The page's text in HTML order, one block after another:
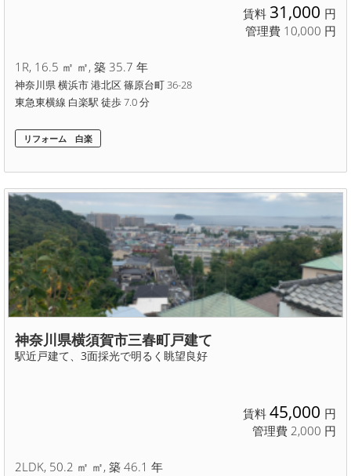
賃料 31,000 円
管理費 10,000 円
1R, 16.5 ㎡ ㎡, 築 35.7 年
神奈川県 横浜市 港北区 篠原台町 36-28
東急東横線 白楽駅 徒歩 7.0 分
リフォーム 白楽
神奈川県横須賀市三春町戸建て
駅近戸建て、3面採光で明るく眺望良好
賃料 45,000 円
管理費 2,000 円
2LDK, 50.2 ㎡ ㎡, 築 46.1 年